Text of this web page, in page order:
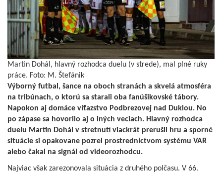
Martin Dohál, hlavný rozhodca duelu (v strede), mal plné ruky
práce. Foto: M. Štefánik
Výborný futbal, šance na oboch stranách a skvelá atmosféra
na tribúnach, o ktorú sa starali oba fanúšikovské tábory.
Napokon aj domáce víťazstvo Podbrezovej nad Duklou. No
po zápase sa hovorilo aj o iných veciach. Hlavný rozhodca
duelu Martin Dohál v stretnutí viackrát prerušil hru a sporné
situácie si opakovane pozrel prostredníctvom systému VAR
alebo čakal na signál od videorozhodcu.
Najviac však zarezonovala situácia z druhého polčasu. V 66.